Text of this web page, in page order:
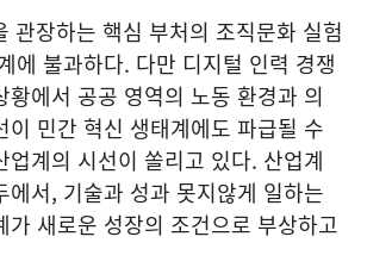
관장하는 핵심 부처의 조직문화 실험
에 불과하다. 다만 디지털 인력 경쟁
황에서 공공 영역의 노동 환경과 의
이 민간 혁신 생태계에도 파급될 수
업계의 시선이 쏠리고 있다. 산업계
에서, 기술과 성과 못지않게 일하는
가 새로운 성장의 조건으로 부상하고